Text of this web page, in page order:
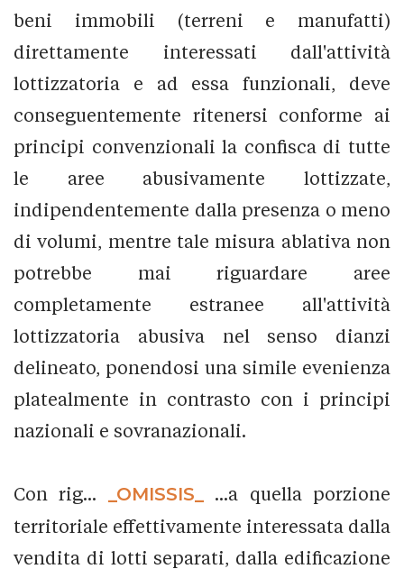
beni immobili (terreni e manufatti)
direttamente interessati dall'attività
lottizzatoria e ad essa funzionali, deve
conseguentemente ritenersi conforme ai
principi convenzionali la confisca di tutte
le aree abusivamente lottizzate,
indipendentemente dalla presenza o meno
di volumi, mentre tale misura ablativa non
potrebbe mai riguardare aree
completamente estranee all'attività
lottizzatoria abusiva nel senso dianzi
delineato, ponendosi una simile evenienza
platealmente in contrasto con i principi
nazionali e sovranazionali.
Con rig... _OMISSIS_
...a quella porzione
territoriale effettivamente interessata dalla
vendita di lotti separati, dalla edificazione